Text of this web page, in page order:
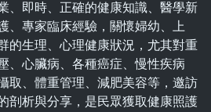
、即時、正確的健康知識、醫學新
、專家臨床經驗，關懷婦幼、上
的生理、心理健康狀況，尤其對重
、心臟病、各種癌症、慢性疾病
取、體重管理、減肥美容等，邀訪
剖析與分享，是民眾獲取健康照護